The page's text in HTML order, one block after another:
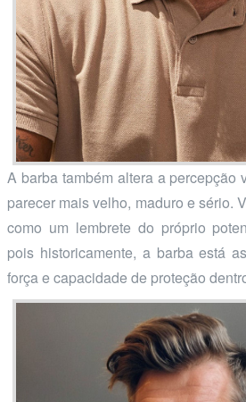
A barba também altera a percepção
parecer mais velho, maduro e sério.
como um lembrete do próprio
pois historicamente, a barba está
força e capacidade de proteção